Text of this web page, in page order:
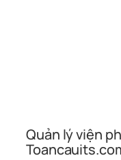
Quản lý viện